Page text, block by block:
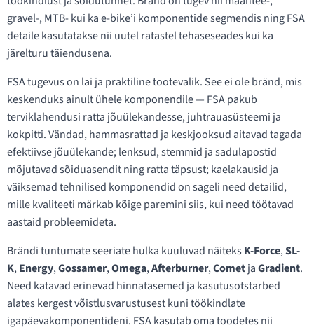
gravel-, MTB- kui ka e-bike’i komponentide segmendis ning FSA
detaile kasutatakse nii uutel ratastel tehaseseades kui ka
järelturu täiendusena.
FSA tugevus on lai ja praktiline tootevalik. See ei ole bränd, mis
keskenduks ainult ühele komponendile — FSA pakub
terviklahendusi ratta jõuülekandesse, juhtrauasüsteemi ja
kokpitti. Vändad, hammasrattad ja keskjooksud aitavad tagada
efektiivse jõuülekande; lenksud, stemmid ja sadulapostid
mõjutavad sõiduasendit ning ratta täpsust; kaelakausid ja
väiksemad tehnilised komponendid on sageli need detailid,
mille kvaliteeti märkab kõige paremini siis, kui need töötavad
aastaid probleemideta.
Brändi tuntumate seeriate hulka kuuluvad näiteksK-Force,SL-
K,Energy,Gossamer,Omega,Afterburner,CometjaGradient.
Need katavad erinevad hinnatasemed ja kasutusotstarbed
alates kergest võistlusvarustusest kuni töökindlate
igapäevakomponentideni. FSA kasutab oma toodetes nii